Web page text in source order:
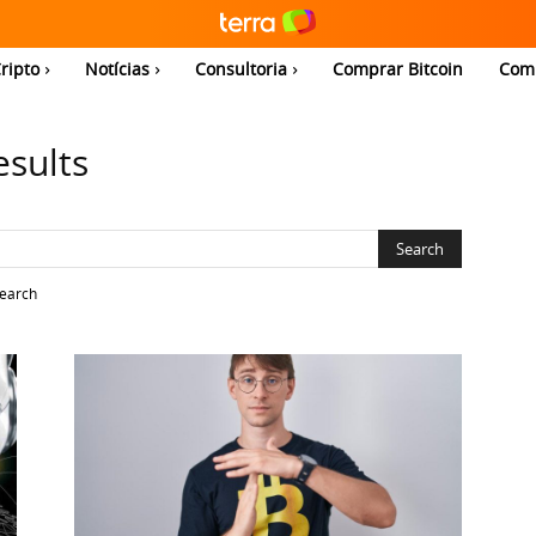
Notícias Consultoria Comprar Bitcoin